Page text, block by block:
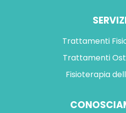
Trattamenti
Trattamenti
Fisioterapia